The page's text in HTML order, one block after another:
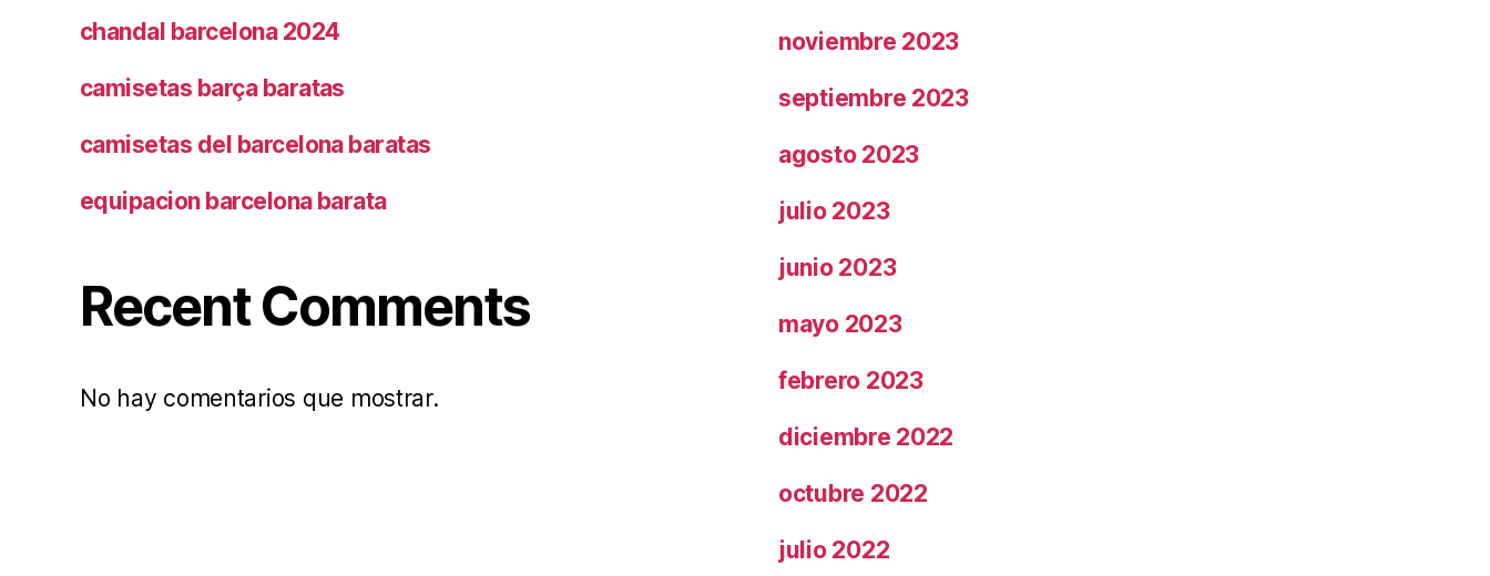
chandal barcelona 2024
camisetas barça baratas
camisetas del barcelona baratas
equipacion barcelona barata
Recent Comments
No hay comentarios que mostrar.
noviembre 2023
septiembre 2023
agosto 2023
julio 2023
junio 2023
mayo 2023
febrero 2023
diciembre 2022
octubre 2022
julio 2022